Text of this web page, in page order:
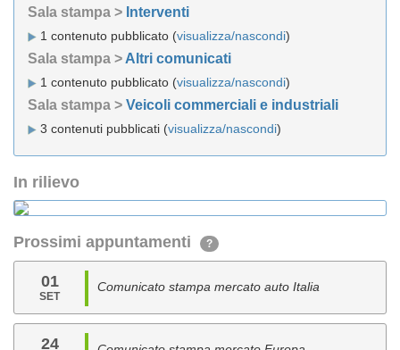
Sala stampa > Interventi
1 contenuto pubblicato (visualizza/nascondi)
Sala stampa > Altri comunicati
1 contenuto pubblicato (visualizza/nascondi)
Sala stampa > Veicoli commerciali e industriali
3 contenuti pubblicati (visualizza/nascondi)
In rilievo
Prossimi appuntamenti ?
01
SET
Comunicato stampa mercato auto Italia
24